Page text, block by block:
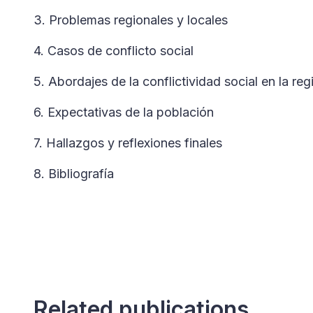
3. Problemas regionales y locales
4. Casos de conflicto social
5. Abordajes de la conflictividad social en la
6. Expectativas de la población
7. Hallazgos y reflexiones finales
8. Bibliografía